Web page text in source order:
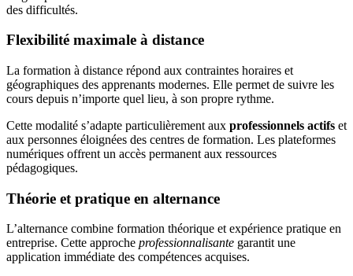
des difficultés.
Flexibilité maximale à distance
La formation à distance répond aux contraintes horaires et
géographiques des apprenants modernes. Elle permet de suivre les
cours depuis n’importe quel lieu, à son propre rythme.
Cette modalité s’adapte particulièrement aux professionnels actifs et
aux personnes éloignées des centres de formation. Les plateformes
numériques offrent un accès permanent aux ressources
pédagogiques.
Théorie et pratique en alternance
L’alternance combine formation théorique et expérience pratique en
entreprise. Cette approche professionnalisante garantit une
application immédiate des compétences acquises.